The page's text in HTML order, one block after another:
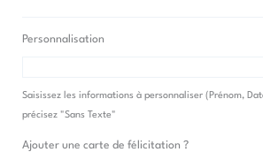
Personnalisation
Saisissez les informations à personnaliser (Prénom,
précisez "Sans Texte"
Ajouter une carte de félicitation ?
et
Fond
Couleur